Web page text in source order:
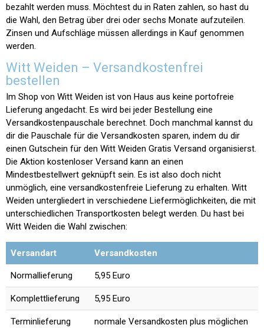
bezahlt werden muss. Möchtest du in Raten zahlen, so hast du
die Wahl, den Betrag über drei oder sechs Monate aufzuteilen.
Zinsen und Aufschläge müssen allerdings in Kauf genommen
werden.
Witt Weiden – Versandkostenfrei
bestellen
Im Shop von Witt Weiden ist von Haus aus keine portofreie
Lieferung angedacht. Es wird bei jeder Bestellung eine
Versandkostenpauschale berechnet. Doch manchmal kannst du
dir die Pauschale für die Versandkosten sparen, indem du dir
einen Gutschein für den Witt Weiden Gratis Versand organisierst.
Die Aktion kostenloser Versand kann an einen
Mindestbestellwert geknüpft sein. Es ist also doch nicht
unmöglich, eine versandkostenfreie Lieferung zu erhalten. Witt
Weiden untergliedert in verschiedene Liefermöglichkeiten, die mit
unterschiedlichen Transportkosten belegt werden. Du hast bei
Witt Weiden die Wahl zwischen:
Versandart Versandkosten
Normallieferung 5,95 Euro
Komplettlieferung 5,95 Euro
Terminlieferung
normale Versandkosten plus möglichen